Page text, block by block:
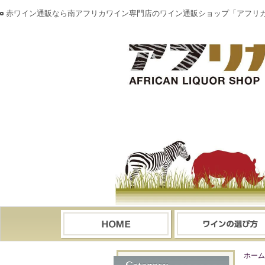
赤ワイン通販なら南アフリカワイン専門店のワイン通販ショップ「アフリ
ホーム